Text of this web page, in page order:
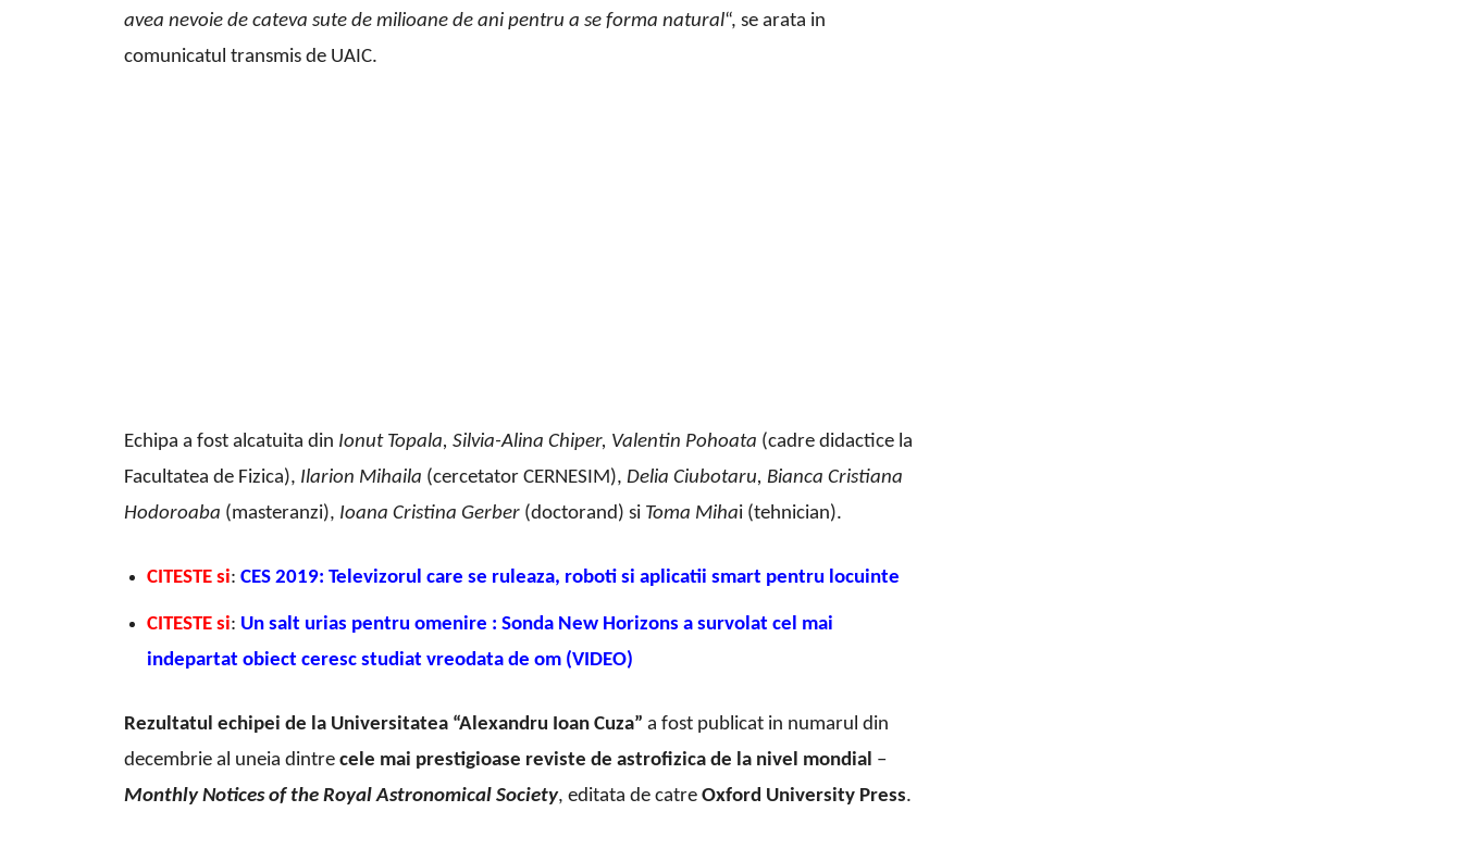
avea nevoie de cateva sute de milioane de ani pentru a se forma natural“, se arata in
comunicatul transmis de UAIC.
Echipa a fost alcatuita din Ionut Topala, Silvia-Alina Chiper, Valentin Pohoata (cadre didactice la
Facultatea de Fizica), Ilarion Mihaila (cercetator CERNESIM), Delia Ciubotaru, Bianca Cristiana
Hodoroaba (masteranzi), Ioana Cristina Gerber (doctorand) si Toma Mihai (tehnician).
CITESTE si: CES 2019: Televizorul care se ruleaza, roboti si aplicatii smart pentru locuinte
CITESTE si: Un salt urias pentru omenire : Sonda New Horizons a survolat cel mai
indepartat obiect ceresc studiat vreodata de om (VIDEO)
Rezultatul echipei de la Universitatea “Alexandru Ioan Cuza” a fost publicat in numarul din
decembrie al uneia dintre cele mai prestigioase reviste de astrofizica de la nivel mondial –
Monthly Notices of the Royal Astronomical Society, editata de catre Oxford University Press.